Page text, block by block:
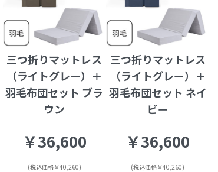
三つ折りマットレス
（ライトグレー）＋
羽毛布団セット ブラ
ウン
￥36,600
(税込価格￥40,260)
三つ折りマットレス
（ライトグレー）＋
羽毛布団セット ネイ
ビー
￥36,600
(税込価格￥40,260)